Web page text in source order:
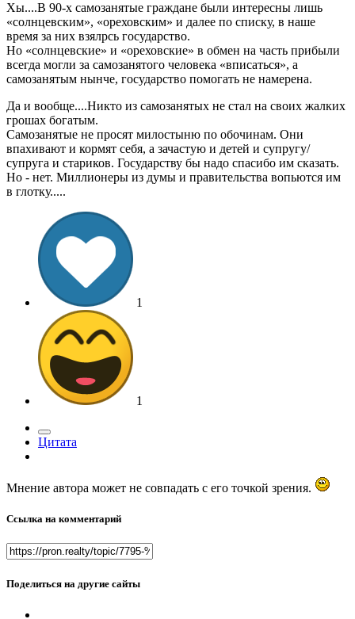
Хы....В 90-х самозанятые граждане были интересны лишь
«солнцевским», «ореховским» и далее по списку, в наше
время за них взялрсь государство.
Но «солнцевские» и «ореховские» в обмен на часть прибыли
всегда могли за самозанятого человека «вписаться», а
самозанятым нынче, государство помогать не намерена.
Да и вообще....Никто из самозанятых не стал на своих жалких
грошах богатым.
Самозанятые не просят милостыню по обочинам. Они
впахивают и кормят себя, а зачастую и детей и супругу/
супруга и стариков. Государству бы надо спасибо им сказать.
Но - нет. Миллионеры из думы и правительства вопьются им
в глотку.....
1
1
Цитата
Мнение автора может не совпадать с его точкой зрения.
Ссылка на комментарий
Поделиться на другие сайты